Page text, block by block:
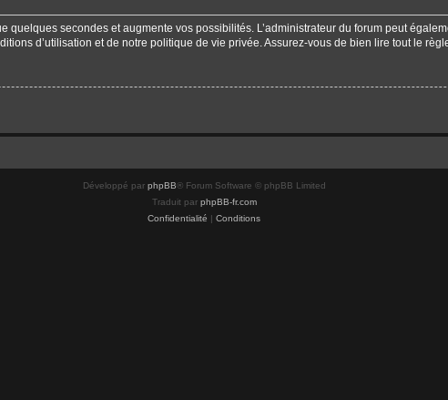
quelques secondes et augmente vos possibilités. L’administrateur du forum peut
d’utilisation et de notre politique de vie privée. Assurez-vous de bien lire tout le
Développé par phpBB® Forum Software © phpBB Limited
Traduit par phpBB-fr.com
Confidentialité | Conditions